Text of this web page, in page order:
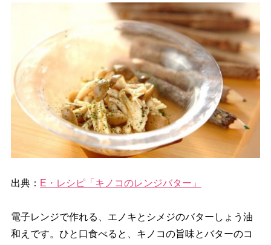
出典： E・レシピ「キノコのレンジバター」
電子レンジで作れる、エノキとシメジのバターしょう油
和えです。ひと口食べると、キノコの旨味とバターのコ